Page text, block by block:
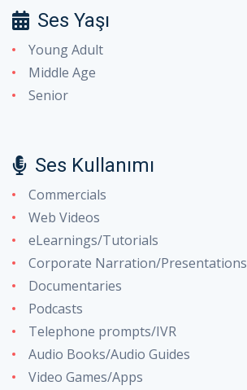
Ses Yaşı
Young Adult
Middle Age
Senior
Ses Kullanımı
Commercials
Web Videos
eLearnings/Tutorials
Corporate Narration/Presentations
Documentaries
Podcasts
Telephone prompts/IVR
Audio Books/Audio Guides
Video Games/Apps